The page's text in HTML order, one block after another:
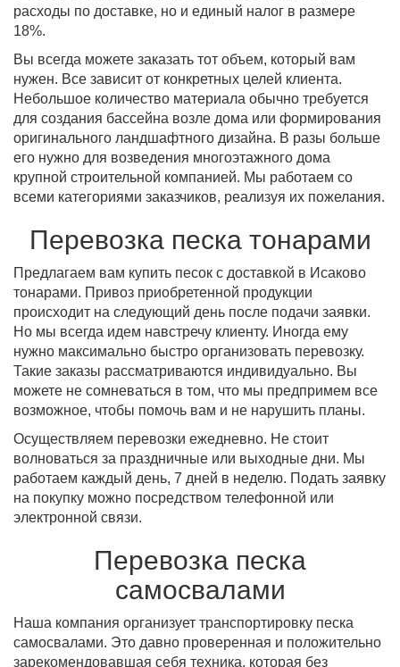
расходы по доставке, но и единый налог в размере
18%.
Вы всегда можете заказать тот объем, который вам
нужен. Все зависит от конкретных целей клиента.
Небольшое количество материала обычно требуется
для создания бассейна возле дома или формирования
оригинального ландшафтного дизайна. В разы больше
его нужно для возведения многоэтажного дома
крупной строительной компанией. Мы работаем со
всеми категориями заказчиков, реализуя их пожелания.
Перевозка песка тонарами
Предлагаем вам купить песок с доставкой в Исаково
тонарами. Привоз приобретенной продукции
происходит на следующий день после подачи заявки.
Но мы всегда идем навстречу клиенту. Иногда ему
нужно максимально быстро организовать перевозку.
Такие заказы рассматриваются индивидуально. Вы
можете не сомневаться в том, что мы предпримем все
возможное, чтобы помочь вам и не нарушить планы.
Осуществляем перевозки ежедневно. Не стоит
волноваться за праздничные или выходные дни. Мы
работаем каждый день, 7 дней в неделю. Подать заявку
на покупку можно посредством телефонной или
электронной связи.
Перевозка песка
самосвалами
Наша компания организует транспортировку песка
самосвалами. Это давно проверенная и положительно
зарекомендовавшая себя техника, которая без